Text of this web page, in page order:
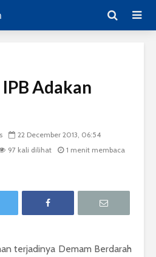
Adakan
22 December 2013, 06:54
97 kali dilihat 1 menit membaca
terjadinya Demam Berdarah